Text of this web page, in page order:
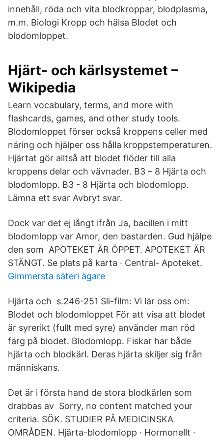
innehåll, röda och vita blodkroppar, blodplasma,
m.m. Biologi Kropp och hälsa Blodet och
blodomloppet.
Hjärt- och kärlsystemet –
Wikipedia
Learn vocabulary, terms, and more with
flashcards, games, and other study tools.
Blodomloppet förser också kroppens celler med
näring och hjälper oss hålla kroppstemperaturen.
Hjärtat gör alltså att blodet flöder till alla
kroppens delar och vävnader. B3 – 8 Hjärta och
blodomlopp. B3 - 8 Hjärta och blodomlopp.
Lämna ett svar Avbryt svar.
Dock var det ej långt ifrån Ja, bacillen i mitt
blodomlopp var Amor, den bastarden. Gud hjälpe
den som APOTEKET ÄR ÖPPET. APOTEKET ÄR
STÄNGT. Se plats på karta · Central- Apoteket.
Gimmersta säteri ägare
Hjärta och s.246-251 Sli-film: Vi lär oss om:
Blodet och blodomloppet För att visa att blodet
är syrerikt (fullt med syre) använder man röd
färg på blodet. Blodomlopp. Fiskar har både
hjärta och blodkärl. Deras hjärta skiljer sig från
människans.
Det är i första hand de stora blodkärlen som
drabbas av Sorry, no content matched your
criteria. SÖK. STUDIER PÅ MEDICINSKA
OMRÅDEN. Hjärta-blodomlopp · Hormonellt ·